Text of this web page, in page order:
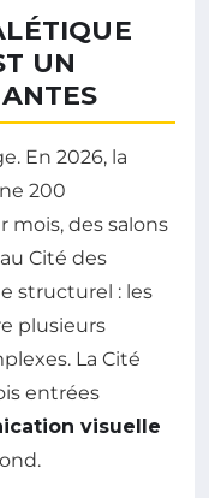
UN
En 2026, la
200
mois, des salons
Cité des
structurel : les
plusieurs
La Cité
entrées
visuelle